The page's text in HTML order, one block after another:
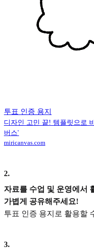
투표 인증 용지
디자인 고민 끝! 템플릿으로
버스'
miricanvas.com
2.
자료를 수업 및 운영에서
가볍게 공유해주세요!
투표 인증 용지로 활용할
3.